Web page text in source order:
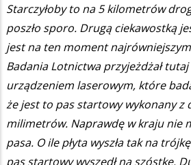
Starczyłoby to na 5 kilometrów
poszło sporo. Drugą ciekawostką
jest na ten moment
Badania Lotnictwa przyjeżdżał
urządzeniem laserowym, które
że jest to pas startowy wykonany z
milimetrów. Naprawdę w kraju nie
pasa. O ile płyta wyszła tak na
pas startowy wyszedł na szóstkę.